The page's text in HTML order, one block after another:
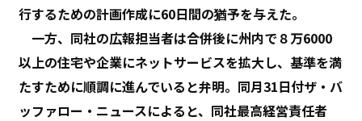
行するための計画作成に60日間の猶予を与えた。
一方、同社の広報担当者は合併後に州内で８万6000
以上の住宅や企業にネットサービスを拡大し、基準を満
たすために順調に進んでいると弁明。同月31日付ザ・バ
ッファロー・ニュースによると、同社最高経営責任者